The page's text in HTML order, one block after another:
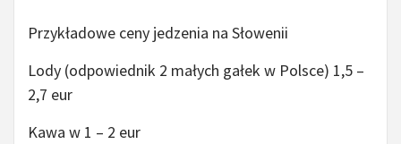
Przykładowe ceny jedzenia na Słowenii
Lody (odpowiednik 2 małych gałek w Polsce) 1,5 –
2,7 eur
Kawa w 1 – 2 eur